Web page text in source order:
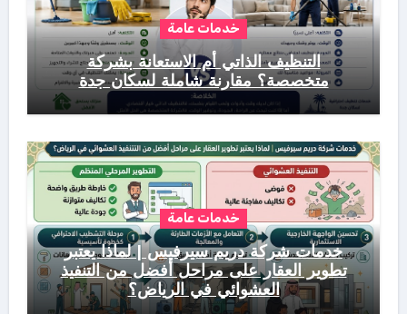
خدمات عامة
التنظيف الذاتي أم الاستعانة بشركة
متخصصة؟ مقارنة شاملة لسكان جدة
خدمات عامة
خدمات شركة دريم سيرفيس | لماذا يعتبر
تطوير العقار على مراحل أفضل من التنفيذ
العشوائي في الرياض؟